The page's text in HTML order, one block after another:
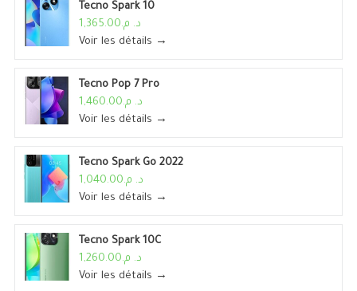
Tecno Spark 10
د. م.1,365.00
Voir les détails →
Tecno Pop 7 Pro
د. م.1,460.00
Voir les détails →
Tecno Spark Go 2022
د. م.1,040.00
Voir les détails →
Tecno Spark 10C
د. م.1,260.00
Voir les détails →